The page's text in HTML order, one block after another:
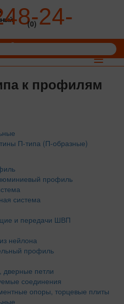
24-
(0)
Toggle
к профилям
П-типа (П-образные)
профиль
система
и передачи ШВП
нейлона
профиль
дверные петли
соединения
опоры, торцевые плиты